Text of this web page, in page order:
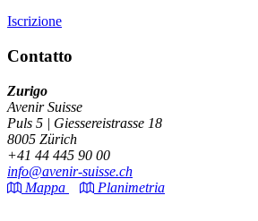
Iscrizione
Contatto
Zurigo
Avenir Suisse
Puls 5 | Giessereistrasse 18
8005 Zürich
+41 44 445 90 00
info@avenir-suisse.ch
Mappa
Planimetria